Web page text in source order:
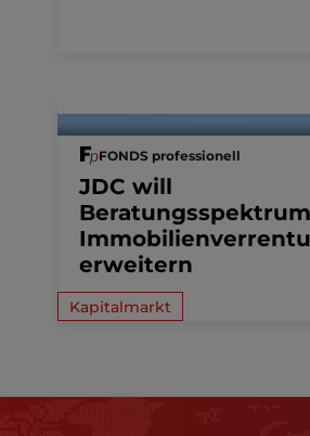
FONDS professionell
JDC will
erweitern
Kapitalmarkt